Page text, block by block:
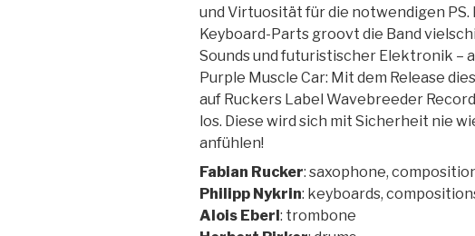
und Virtuosität für die notwendigen
Keyboard-Parts groovt die Band
Sounds und futuristischer Elektronik –
Purple Muscle Car: Mit dem Release
auf Ruckers Label Wavebreeder
los. Diese wird sich mit Sicherheit nie
anfühlen!
Fabian Rucker: saxophone,
Philipp Nykrin: keyboards,
Alois Eberl: trombone